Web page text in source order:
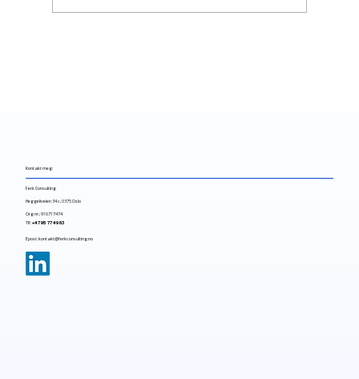
Kontakt meg:
Ferk Consulting
Heggeliveien 34 c, 0375 Oslo
Org nr.: 916717474
Tlf:+47 95 77 49 63
Epost:kontakt@ferkconsulting.no